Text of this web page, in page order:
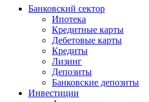
Банковский сектор
Ипотека
Кредитные карты
Дебетовые карты
Кредиты
Лизинг
Депозиты
Банковские депозиты
Инвестиции